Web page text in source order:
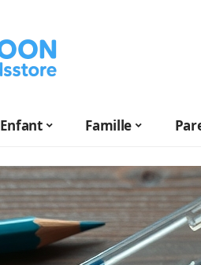
Enfant Famille